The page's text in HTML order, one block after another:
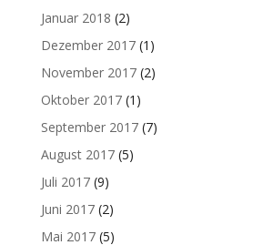
Januar 2018 (2)
Dezember 2017(1)
November 2017(2)
Oktober 2017(1)
September 2017(7)
August 2017(5)
Juli 2017(9)
Juni 2017(2)
Mai 2017(5)